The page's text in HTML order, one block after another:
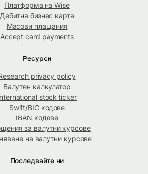
Платформа на Wise
Дебитна бизнес карта
Масови плащания
Accept card payments
Ресурси
privacy policy
Валутен калкулатор
stock ticker
Swift/BIC кодове
IBAN кодове
за валутни курсове
на валутни курсове
Последвайте ни